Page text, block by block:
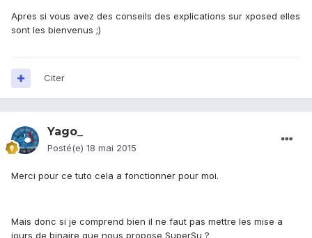
Apres si vous avez des conseils des explications sur xposed elles
sont les bienvenus ;)
Citer
Yago_
Posté(e) 18 mai 2015
Merci pour ce tuto cela a fonctionner pour moi.
Mais donc si je comprend bien il ne faut pas mettre les mise a
jours de binaire que nous propose SuperSu ?